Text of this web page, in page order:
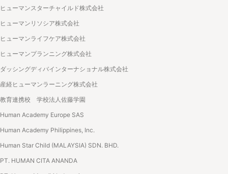
ヒューマンスターチャイルド株式会社
ヒューマンリソシア株式会社
ヒューマンライフケア株式会社
ヒューマンプランニング株式会社
ダッシングディバインターナショナル株式会社
産経ヒューマンラーニング株式会社
教育連携校 学校法人佐藤学園
Human Academy Europe SAS
Human Academy Philippines, Inc.
Human Star Child (MALAYSIA) SDN. BHD.
PT. HUMAN CITA ANANDA